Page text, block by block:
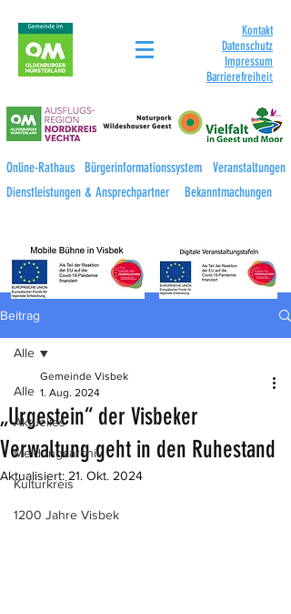
Kontakt
Datenschutz
Impressum
Barrierefreiheit
Online-Rathaus Bürgerinformationssystem
Veranstaltungen
Dienstleistungen & Ansprechpartner
Bekanntmachungen
Beitrag
Alle
Aktuelles
Meldungsarchiv
Kulturkreis
1200 Jahre Visbek
Alle
„Urgestein“ der Visbeker
Verwaltung geht in den Ruhestand
Gemeinde Visbek
1. Aug. 2024
Aktualisiert: 21. Okt. 2024